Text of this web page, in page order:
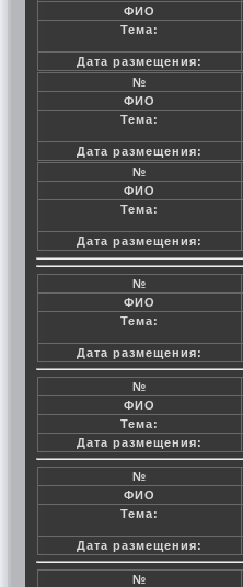
ФИО
Тема:
Дата размещения:
№
ФИО
Тема:
Дата размещения:
№
ФИО
Тема:
Дата размещения:
№
ФИО
Тема:
Дата размещения:
№
ФИО
Тема:
Дата размещения:
№
ФИО
Тема:
Дата размещения:
№